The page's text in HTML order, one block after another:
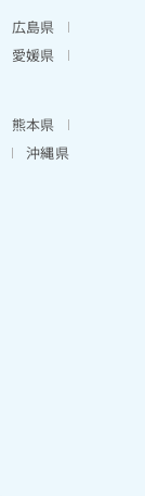
広島県
愛媛県
熊本県
沖縄県